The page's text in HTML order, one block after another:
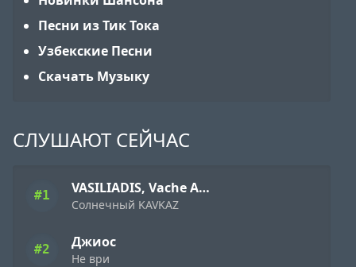
Песни из Тик Тока
Узбекские Песни
Скачать Музыку
СЛУШАЮТ СЕЙЧАС
#1 VASILIADIS, Vache Amaryan
Солнечный KAVKAZ
#2 Джиос
Не ври